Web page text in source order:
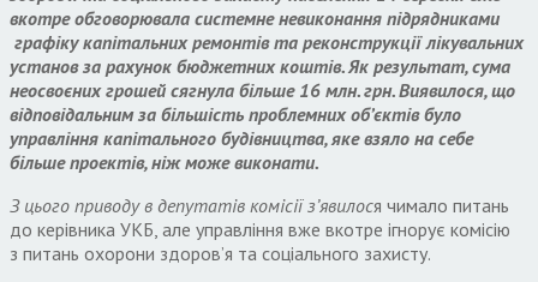
вкотре обговорювала системне невиконання підрядниками
графіку капітальних ремонтів та реконструкції лікувальних
установ за рахунок бюджетних коштів. Як результат, сума
неосвоєних грошей сягнула більше 16 млн. грн. Виявилося, що
відповідальним за більшість проблемних об’єктів було
управління капітального будівництва, яке взяло на себе
більше проектів, ніж може виконати.
З цього приводу в депутатів комісії з’явилося чимало питань
до керівника УКБ, але управління вже вкотре ігнорує комісію
з питань охорони здоров’я та соціального захисту.